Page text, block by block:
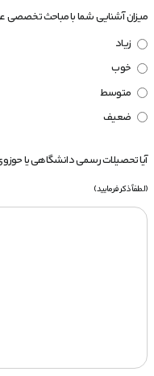
میزان آشنایی شما با مباحث
زیاد
خوب
متوسط
ضعیف
آیا تحصیلات رسمی دانشگاهی یا
(لطفاً ذکر فرمایید)